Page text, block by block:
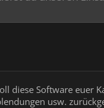
diese Software euer
usw.